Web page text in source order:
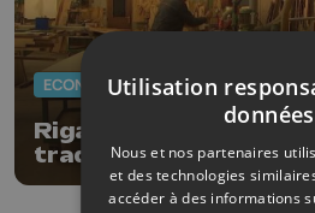
ECONOMIE
Rigaux : 120 ans de
tradition à Visé
Utilisation
données
Nous et nos partenaires
et des technologies
accéder à des informations